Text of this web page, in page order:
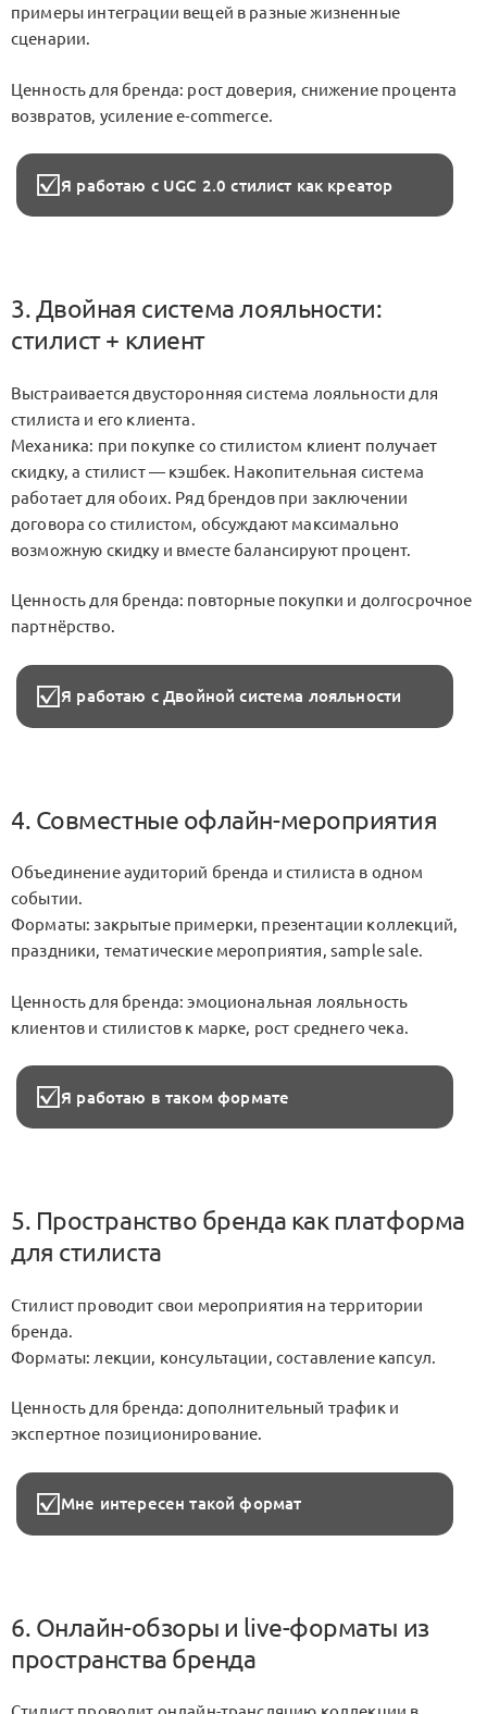
примеры интеграции вещей в разные жизненные
сценарии.
Ценность для бренда: рост доверия, снижение процента
возвратов, усиление e-commerce.
Я работаю с UGC 2.0 стилист как креатор
3. Двойная система лояльности:
стилист + клиент
Выстраивается двусторонняя система лояльности для
стилиста и его клиента.
Механика: при покупке со стилистом клиент получает
скидку, а стилист — кэшбек. Накопительная система
работает для обоих. Ряд брендов при заключении
договора со стилистом, обсуждают максимально
возможную скидку и вместе балансируют процент.
Ценность для бренда: повторные покупки и долгосрочное
партнёрство.
Я работаю с Двойной система лояльности
4. Совместные офлайн-мероприятия
Объединение аудиторий бренда и стилиста в одном
событии.
Форматы: закрытые примерки, презентации коллекций,
праздники, тематические мероприятия, sample sale.
Ценность для бренда: эмоциональная лояльность
клиентов и стилистов к марке, рост среднего чека.
Я работаю в таком формате
5. Пространство бренда как платформа
для стилиста
Стилист проводит свои мероприятия на территории
бренда.
Форматы: лекции, консультации, составление капсул.
Ценность для бренда: дополнительный трафик и
экспертное позиционирование.
Мне интересен такой формат
6. Онлайн-обзоры и live-форматы из
пространства бренда